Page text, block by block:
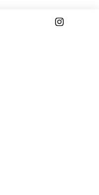
con la salsina alle erbe e